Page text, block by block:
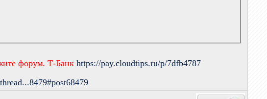
форум. Т-Банкhttps://pay.cloudtips.ru/p/7dfb4787